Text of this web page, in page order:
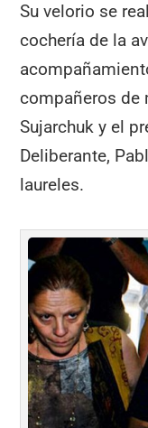
Su velorio se
cochería de la
compañeros de
Sujarchuk y el
Deliberante,
laureles.